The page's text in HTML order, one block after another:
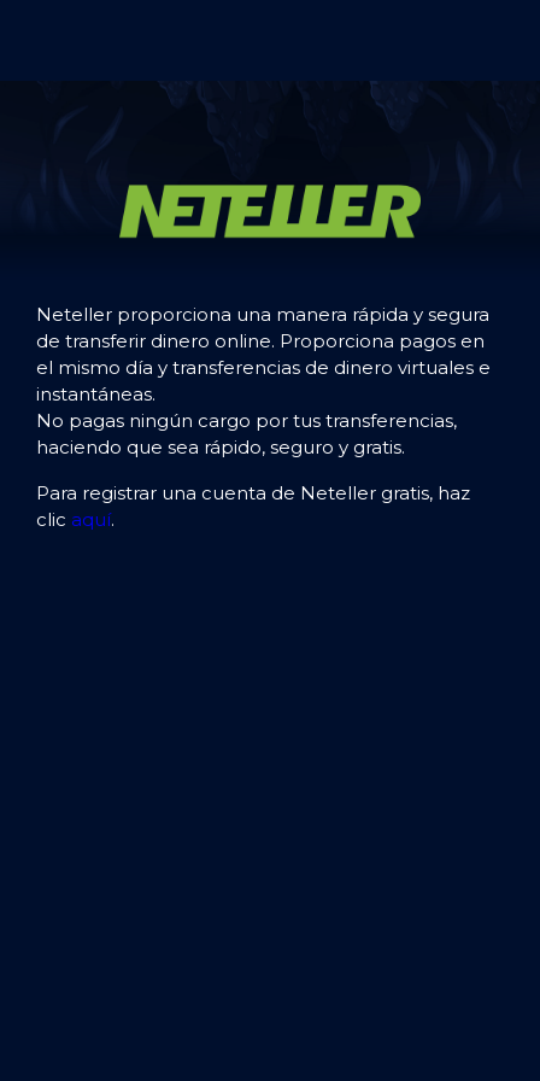
Neteller proporciona una manera rápida y segura
de transferir dinero online. Proporciona pagos en
el mismo día y transferencias de dinero virtuales e
instantáneas.
No pagas ningún cargo por tus transferencias,
haciendo que sea rápido, seguro y gratis.
Para registrar una cuenta de Neteller gratis, haz
clic aquí.